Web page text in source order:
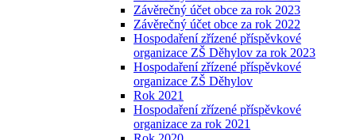
Závěrečný účet obce za rok 2023
Závěrečný účet obce za rok 2022
Hospodaření zřízené příspěvkové
organizace ZŠ Děhylov za rok 2023
Hospodaření zřízené příspěvkové
organizace ZŠ Děhylov
Rok 2021
Hospodaření zřízené příspěvkové
organizace za rok 2021